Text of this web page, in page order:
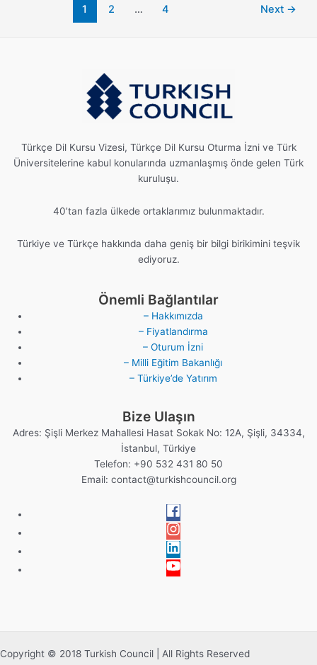
1 2 … 4 Next →
Türkçe Dil Kursu Vizesi, Türkçe Dil Kursu Oturma İzni ve Türk
Üniversitelerine kabul konularında uzmanlaşmış önde gelen Türk
kuruluşu.
40’tan fazla ülkede ortaklarımız bulunmaktadır.
Türkiye ve Türkçe hakkında daha geniş bir bilgi birikimini teşvik
ediyoruz.
Önemli Bağlantılar
– Hakkımızda
– Fiyatlandırma
– Oturum İzni
– Milli Eğitim Bakanlığı
– Türkiye’de Yatırım
Bize Ulaşın
Adres: Şişli Merkez Mahallesi Hasat Sokak No: 12A, Şişli, 34334,
İstanbul, Türkiye
Telefon: +90 532 431 80 50
Email: contact@turkishcouncil.org
Copyright © 2018 Turkish Council | All Rights Reserved